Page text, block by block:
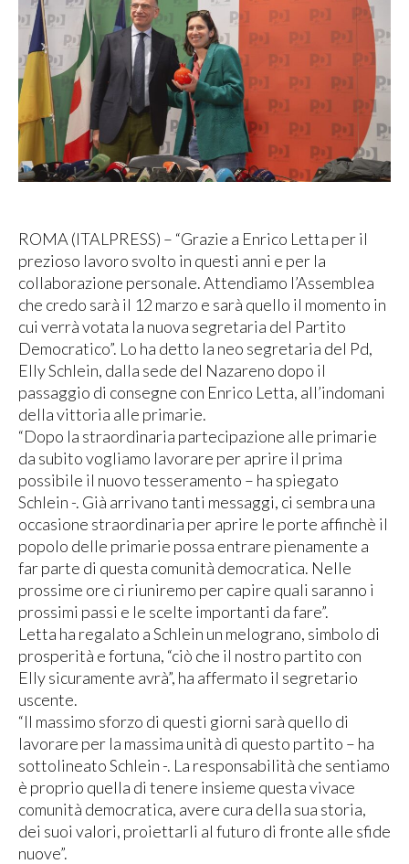
ROMA (ITALPRESS) – “Grazie a Enrico Letta per il
prezioso lavoro svolto in questi anni e per la
collaborazione personale. Attendiamo l’Assemblea
che credo sarà il 12 marzo e sarà quello il momento in
cui verrà votata la nuova segretaria del Partito
Democratico”. Lo ha detto la neo segretaria del Pd,
Elly Schlein, dalla sede del Nazareno dopo il
passaggio di consegne con Enrico Letta, all’indomani
della vittoria alle primarie.
“Dopo la straordinaria partecipazione alle primarie
da subito vogliamo lavorare per aprire il prima
possibile il nuovo tesseramento – ha spiegato
Schlein -. Già arrivano tanti messaggi, ci sembra una
occasione straordinaria per aprire le porte affinchè il
popolo delle primarie possa entrare pienamente a
far parte di questa comunità democratica. Nelle
prossime ore ci riuniremo per capire quali saranno i
prossimi passi e le scelte importanti da fare”.
Letta ha regalato a Schlein un melograno, simbolo di
prosperità e fortuna, “ciò che il nostro partito con
Elly sicuramente avrà”, ha affermato il segretario
uscente.
“Il massimo sforzo di questi giorni sarà quello di
lavorare per la massima unità di questo partito – ha
sottolineato Schlein -. La responsabilità che sentiamo
è proprio quella di tenere insieme questa vivace
comunità democratica, avere cura della sua storia,
dei suoi valori, proiettarli al futuro di fronte alle sfide
nuove”.